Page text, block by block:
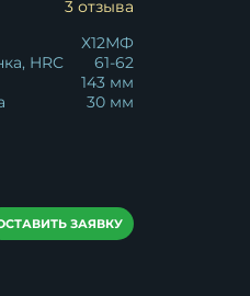
3 отзыва
Х12МФ
HRC
61-62
143 мм
30 мм
ЗАЯВКУ